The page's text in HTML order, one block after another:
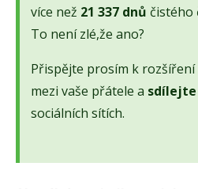
více než 21 337 dnů čistého
To není zlé,že ano?
Přispějte prosím k
mezi vaše přátele a sdílejte
sociálních sítích.